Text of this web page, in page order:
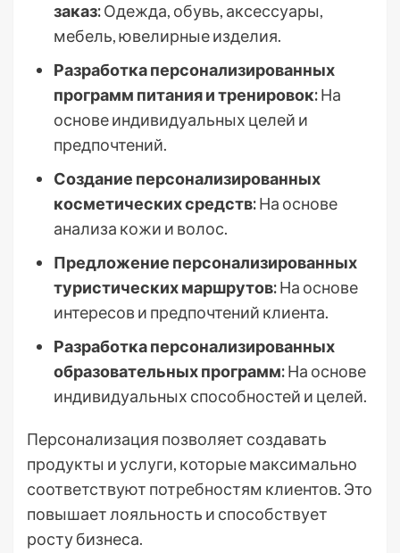
заказ:Одежда, обувь, аксессуары,
мебель, ювелирные изделия.
Разработка персонализированных
программ питания и тренировок:На
основе индивидуальных целей и
предпочтений.
Создание персонализированных
косметических средств:На основе
анализа кожи и волос.
Предложение персонализированных
туристических маршрутов:На основе
интересов и предпочтений клиента.
Разработка персонализированных
образовательных программ:На основе
индивидуальных способностей и целей.
Персонализация позволяет создавать
продукты и услуги, которые максимально
соответствуют потребностям клиентов. Это
повышает лояльность и способствует
росту бизнеса.